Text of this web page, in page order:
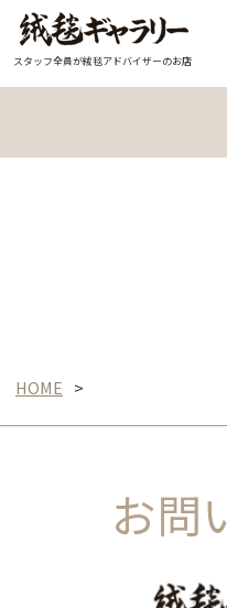
スタッフ全員が絨毯アドバイザーのお店
HOME
お問